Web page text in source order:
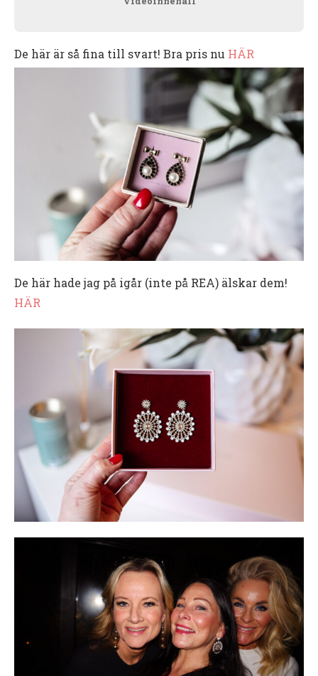
De här är så fina till svart! Bra pris nu HÄR
De här hade jag på igår (inte på REA) älskar dem!
HÄR